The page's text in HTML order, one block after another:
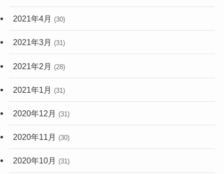
2021年4月 (30)
2021年3月 (31)
2021年2月 (28)
2021年1月 (31)
2020年12月 (31)
2020年11月 (30)
2020年10月 (31)